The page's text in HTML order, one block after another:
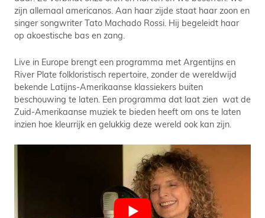
zijn allemaal americanos. Aan haar zijde staat haar zoon en
singer songwriter Tato Machado Rossi. Hij begeleidt haar
op akoestische bas en zang.
Live in Europe brengt een programma met Argentijns en
River Plate folkloristisch repertoire, zonder de wereldwijd
bekende Latijns-Amerikaanse klassiekers buiten
beschouwing te laten. Een programma dat laat zien wat de
Zuid-Amerikaanse muziek te bieden heeft om ons te laten
inzien hoe kleurrijk en gelukkig deze wereld ook kan zijn.